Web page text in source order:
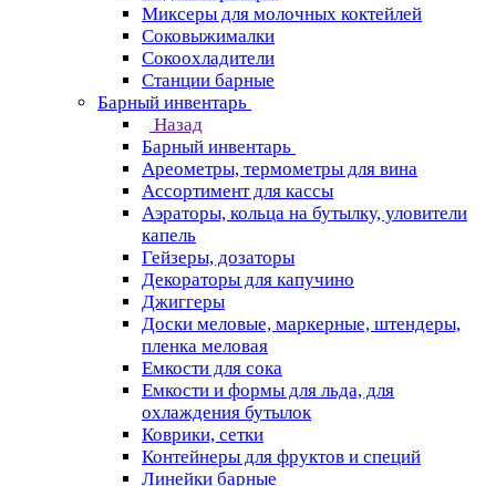
Миксеры для молочных коктейлей
Соковыжималки
Сокоохладители
Станции барные
Барный инвентарь
Назад
Барный инвентарь
Ареометры, термометры для вина
Ассортимент для кассы
Аэраторы, кольца на бутылку, уловители
капель
Гейзеры, дозаторы
Декораторы для капучино
Джиггеры
Доски меловые, маркерные, штендеры,
пленка меловая
Емкости для сока
Емкости и формы для льда, для
охлаждения бутылок
Коврики, сетки
Контейнеры для фруктов и специй
Линейки барные